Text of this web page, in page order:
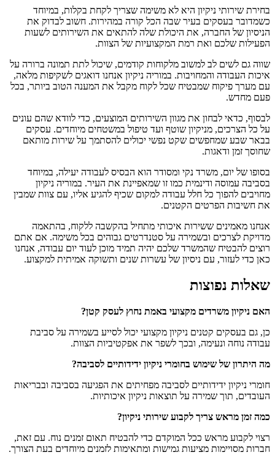
בחירת שירותי ניקיון היא לא משימה שצריך לקחת בקלות, במיוחד
כשמדובר בעסקים בעיר שבה הכל קורה במהירות. חשוב לבדוק את
הניסיון של החברה, את היכולת שלה להתאים את השירותים לשעות
הפעילות שלכם ואת רמת המקצועיות של הצוות.
שווה גם לשים לב למשוב מלקוחות קודמים, שיכול לתת תמונה ברורה על
איכות העבודה והמחויבות. במוריה ניקיון אנחנו דואגים לשקיפות מלאה,
עם מערך פיקוח שמבטיח שכל לקוח מקבל את המענה הטוב ביותר, בכל
פעם מחדש.
לבסוף, כדאי לבחון את מגוון השירותים המוצעים, כדי לוודא שהם עונים
על כל הצרכים, מניקיון שוטף ועד טיפול במשטחים מיוחדים. עסקים
בבאר שבע שמחפשים שקט נפשי יכולים להסתמך על שירות מותאם
שחוסך זמן ודאגות.
בסופו של יום, משרד נקי ומסודר הוא הבסיס לעבודה יעילה, במיוחד
בסביבה עמוסה ודינמית כמו זו שמאפיינת את העיר. במוריה ניקיון
מחויבים להפוך כל חלל עבודה למקום שכיף להגיע אליו, עם צוות שמבין
את חשיבות הפרטים הקטנים.
אנחנו מאמינים ששירות איכותי מתחיל בהקשבה ללקוח, בהתאמה
מדויקת לצרכים ובשמירה על סטנדרטים גבוהים בכל משימה. אם אתם
רוצים להבטיח שהמשרד שלכם יהיה תמיד מוכן לעוד יום עבודה, אנחנו
כאן כדי לעזור, עם ניסיון של עשרות שנים ותשוקה אמיתית למקצוע.
שאלות נפוצות
האם ניקיון משרדים מקצועי באמת נחוץ לעסק קטן?
כן, גם בעסקים קטנים ניקיון מקצועי יכול לסייע בשמירה על סביבת
עבודה נוחה ונעימה, ובכך לשפר את אפקטיביות הצוות.
מה היתרון של שימוש בחומרי ניקיון ידידותיים לסביבה?
חומרי ניקיון ידידותיים לסביבה מפחיתים את הפגיעה בסביבה ובבריאות
העובדים, תוך שמירה על תוצאות ניקיון איכותיות.
כמה זמן מראש צריך לקבוע שירותי ניקיון?
רצוי לקבוע מראש ככל המוקדם כדי להבטיח תאום זמנים נוח. עם זאת,
חברות מסויימות מציעות גמישות ומתאימות לזמנים מיוחדים בעת הצורך.